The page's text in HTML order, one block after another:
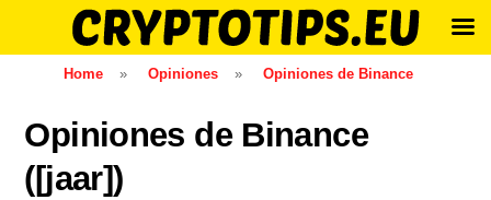
content
Home » Opiniones » Opiniones de Binance
Opiniones de Binance
([jaar])